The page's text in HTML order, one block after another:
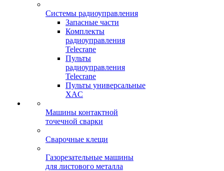
Системы радиоуправления
Запасные части
Комплекты
радиоуправления
Telecrane
Пульты
радиоуправления
Telecrane
Пульты универсальные
XAC
Машины контактной
точечной сварки
Сварочные клещи
Газорезательные машины
для листового металла